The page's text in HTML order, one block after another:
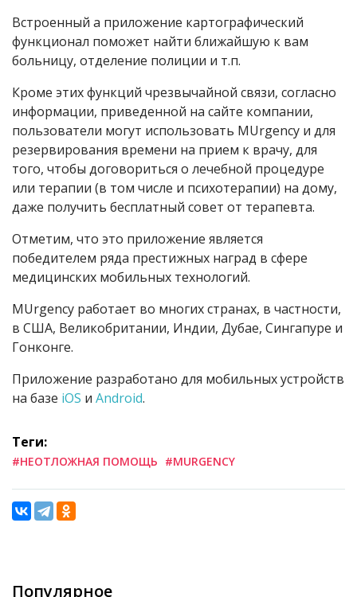
Встроенный a приложение картографический
функционал поможет найти ближайшую к вам
больницу, отделение полиции и т.п.
Кроме этих функций чрезвычайной связи, согласно
информации, приведенной на сайте компании,
пользователи могут использовать MUrgency и для
резервирования времени на прием к врачу, для
того, чтобы договориться о лечебной процедуре
или терапии (в том числе и психотерапии) на дому,
даже получить бесплатный совет от терапевта.
Отметим, что это приложение является
победителем ряда престижных наград в сфере
медицинских мобильных технологий.
MUrgency работает во многих странах, в частности,
в США, Великобритании, Индии, Дубае, Сингапуре и
Гонконге.
Приложение разработано для мобильных устройств
на базе iOS и Android.
Теги:
#НЕОТЛОЖНАЯ ПОМОЩЬ #MURGENCY
Популярное